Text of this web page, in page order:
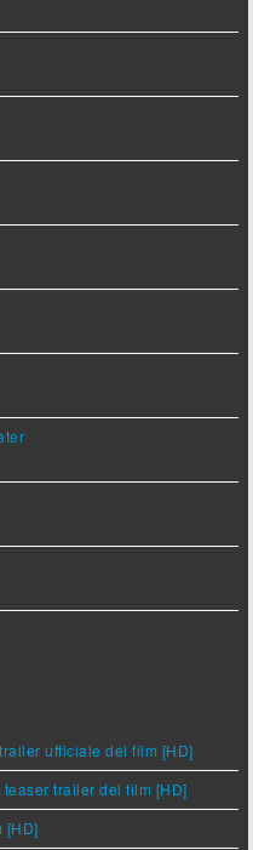
ufficiale del film [HD]
trailer del film [HD]
[HD]